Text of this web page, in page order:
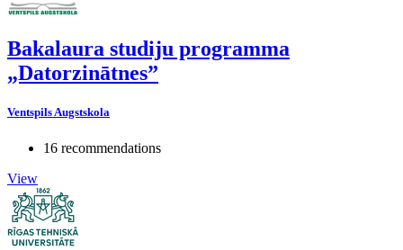
Bakalaura studiju programma
„Datorzinātnes”
Ventspils Augstskola
16 recommendations
View